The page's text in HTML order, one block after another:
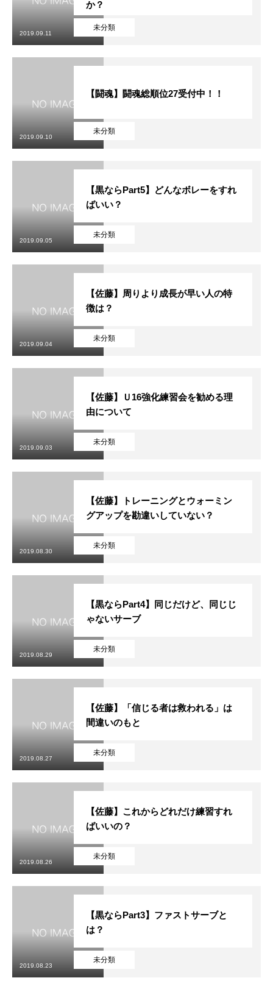
未分類
か？
2019.09.11
未分類
【闘魂】闘魂総順位27受付中！！
2019.09.10
未分類
【黒ならPart5】どんなボレーをすれ
ばいい？
2019.09.05
未分類
【佐藤】周りより成長が早い人の特
徴は？
2019.09.04
未分類
【佐藤】Ｕ16強化練習会を勧める理
由について
2019.09.03
未分類
【佐藤】トレーニングとウォーミン
グアップを勘違いしていない？
2019.08.30
未分類
【黒ならPart4】同じだけど、同じじ
ゃないサーブ
2019.08.29
未分類
【佐藤】「信じる者は救われる」は
間違いのもと
2019.08.27
未分類
【佐藤】これからどれだけ練習すれ
ばいいの？
2019.08.26
未分類
【黒ならPart3】ファストサーブと
は？
2019.08.23